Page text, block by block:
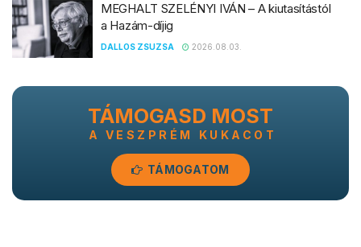
MEGHALT SZELÉNYI IVÁN – A kiutasítástól
a Hazám-díjig
DALLOS ZSUZSA 2026.08.03.
TÁMOGASD MOST
A VESZPRÉM KUKACOT
TÁMOGATOM